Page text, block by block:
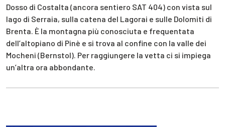
Dosso di Costalta (ancora sentiero SAT 404) con vista sul
lago di Serraia, sulla catena del Lagorai e sulle Dolomiti di
Brenta. È la montagna più conosciuta e frequentata
dell’altopiano di Pinè e si trova al confine con la valle dei
Mocheni (Bernstol). Per raggiungere la vetta ci si impiega
un’altra ora abbondante.